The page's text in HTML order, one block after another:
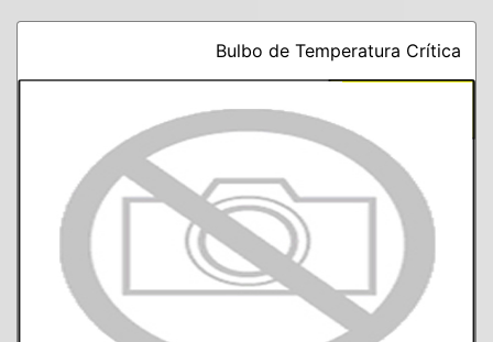
Bulbo de Temperatura Crítica